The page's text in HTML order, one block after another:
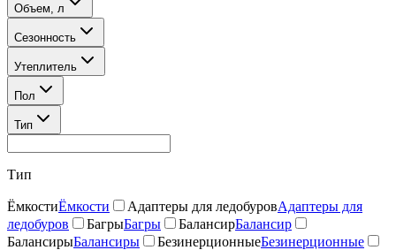
Объем, л
Сезонность
Утеплитель
Пол
Тип
Тип
ЁмкостиЁмкости Адаптеры для ледобуровАдаптеры для
ледобуров
БагрыБагры БалансирБалансир
БалансирыБалансиры БезинерционныеБезинерционные